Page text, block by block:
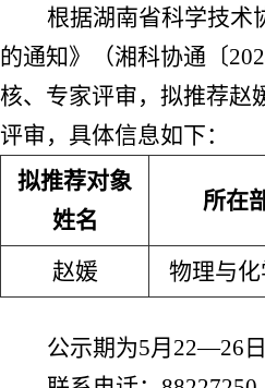
根据湖南省科学技术
的通知》 （湘科协通〔
核、专家评审， 拟推荐赵
评审，具体信息如下：
拟推荐对象
姓名
所在
赵媛 物理与
公示期为5月 22—26